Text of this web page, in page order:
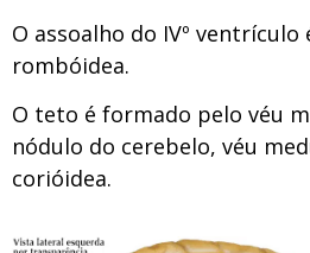
O assoalho do IVº ventrículo
rombóidea.
O teto é formado pelo véu
nódulo do cerebelo, véu
corióidea.